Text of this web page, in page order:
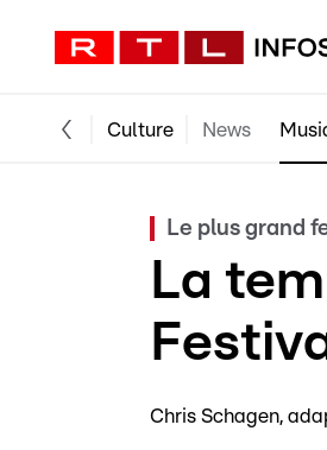
Culture News
Le plus grand
La
Chris Schagen